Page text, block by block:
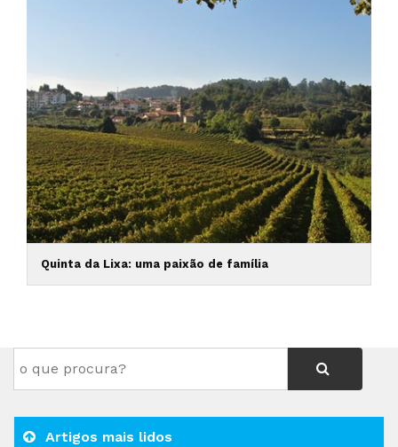
Quinta da Lixa: uma paixão de família
Artigos mais lidos